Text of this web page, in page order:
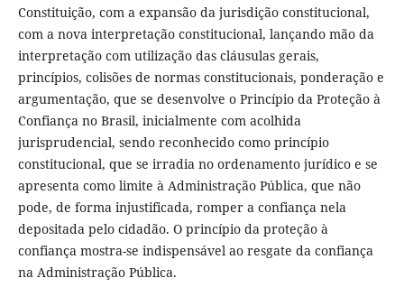
Constituição, com a expansão da jurisdição constitucional,
com a nova interpretação constitucional, lançando mão da
interpretação com utilização das cláusulas gerais,
princípios, colisões de normas constitucionais, ponderação e
argumentação, que se desenvolve o Princípio da Proteção à
Confiança no Brasil, inicialmente com acolhida
jurisprudencial, sendo reconhecido como princípio
constitucional, que se irradia no ordenamento jurídico e se
apresenta como limite à Administração Pública, que não
pode, de forma injustificada, romper a confiança nela
depositada pelo cidadão. O princípio da proteção à
confiança mostra-se indispensável ao resgate da confiança
na Administração Pública.